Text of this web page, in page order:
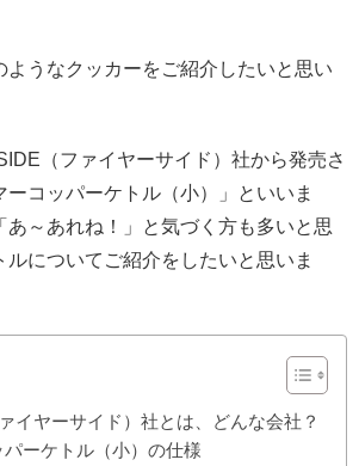
ようなクッカーをご紹介したいと思い
（ファイヤーサイド）社から発売さ
ーコッパーケトル（小）」といいま
あ～あれね！」と気づく方も多いと思
ルについてご紹介をしたいと思いま
イヤーサイド）社とは、どんな会社？
ーケトル（小）の仕様